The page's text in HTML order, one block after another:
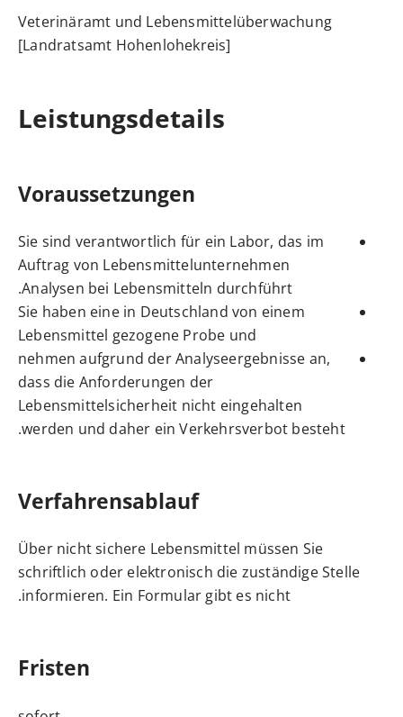
Veterinäramt und Lebensmittelüberwachung
[Landratsamt Hohenlohekreis]
Leistungsdetails
Voraussetzungen
Sie sind verantwortlich für ein Labor, das im
Auftrag von Lebensmittelunternehmen
Analysen bei Lebensmitteln durchführt.
Sie haben eine in Deutschland von einem
Lebensmittel gezogene Probe und
nehmen aufgrund der Analyseergebnisse an,
dass die Anforderungen der
Lebensmittelsicherheit nicht eingehalten
werden und daher ein Verkehrsverbot besteht.
Verfahrensablauf
Über nicht sichere Lebensmittel müssen Sie
schriftlich oder elektronisch die zuständige Stelle
informieren. Ein Formular gibt es nicht.
Fristen